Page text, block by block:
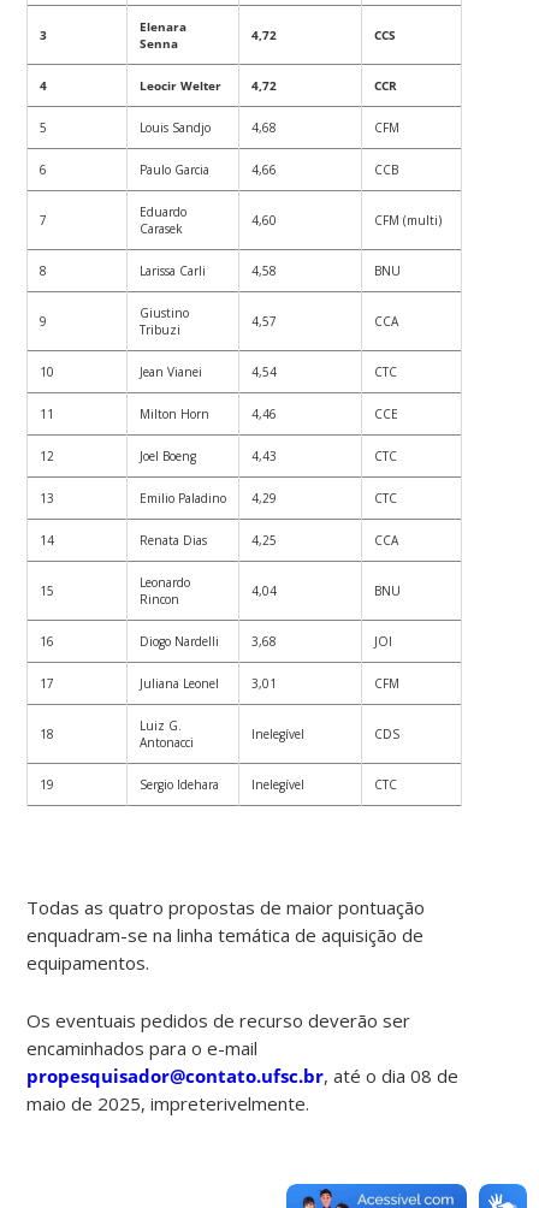
3
Elenara
Senna
4,72 CCS
4 Leocir Welter 4,72 CCR
5 Louis Sandjo 4,68 CFM
6 Paulo Garcia 4,66 CCB
7
Eduardo
Carasek
4,60 CFM (multi)
8 Larissa Carli 4,58 BNU
9
Giustino
Tribuzi
4,57 CCA
10 Jean Vianei 4,54 CTC
11 Milton Horn 4,46 CCE
12 Joel Boeng 4,43 CTC
13 Emilio Paladino 4,29 CTC
14 Renata Dias 4,25 CCA
15
Leonardo
Rincon
4,04 BNU
16 Diogo Nardelli 3,68 JOI
17 Juliana Leonel 3,01 CFM
18
Luiz G.
Antonacci
Inelegível CDS
19 Sergio Idehara Inelegível CTC
Todas as quatro propostas de maior pontuação
enquadram-se na linha temática de aquisição de
equipamentos.
Os eventuais pedidos de recurso deverão ser
encaminhados para o e-mail
propesquisador@contato.ufsc.br, até o dia 08 de
maio de 2025, impreterivelmente.